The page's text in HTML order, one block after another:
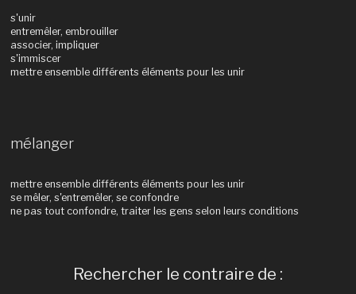
s'unir
entremêler, embrouiller
associer, impliquer
s'immiscer
mettre ensemble différents éléments pour les unir
mélanger
mettre ensemble différents éléments pour les unir
se mêler, s'entremêler, se confondre
ne pas tout confondre, traiter les gens selon leurs conditions
Rechercher le contraire de :